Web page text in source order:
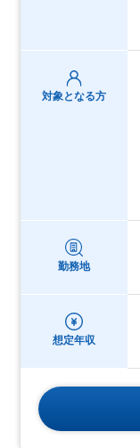
対象となる方
勤務地
想定年収